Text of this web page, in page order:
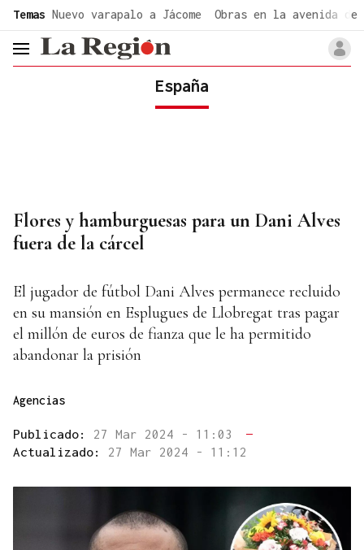
Temas Nuevo varapalo a Jácome Obras en la avenida de
header.menu.open
España
Flores y hamburguesas para un Dani Alves
fuera de la cárcel
El jugador de fútbol Dani Alves permanece recluido
en su mansión en Esplugues de Llobregat tras pagar
el millón de euros de fianza que le ha permitido
abandonar la prisión
Agencias
Publicado: 27 Mar 2024 - 11:03
—
Actualizado: 27 Mar 2024 - 11:12